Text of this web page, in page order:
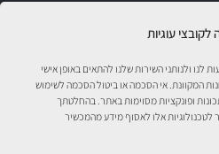
עוגיות
לנו ולנותני השירות שלנו להתאים באופן אישי
המקוונת. אי הסכמה או ביטול הסכמה לשימוש
ופונקציות מסוימות באתר. בהחלטתך
אלו לאסוף מידע מהמכשיר